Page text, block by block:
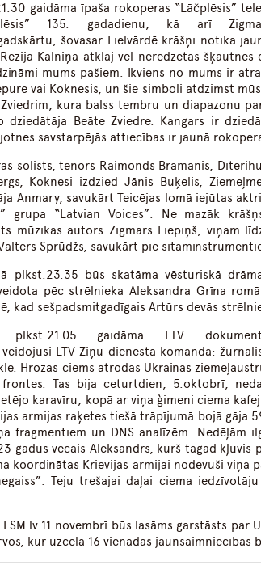
gaidāma īpaša rokoperas “Lāčplēsis”
135. gadadienu, kā arī
šovasar Lielvārdē krāšņi notika
Kalniņa atklāj vēl neredzētas
mums pašiem. Ikviens no mums ir
vai Koknesis, un šie simboli atdzimst
kura balss tembru un diapazonu
dziedātāja Beāte Zviedre. Kangars ir
savstarpējās attiecības ir jaunā
solists, tenors Raimonds Bramanis,
Koknesi izdzied Jānis Buķelis,
Anmary, savukārt Teicējas lomā iejūtas
grupa “Latvian Voices”. Ne mazāk
mūzikas autors Zigmars Liepiņš, viņam
Sprūdžs, savukārt pie
plkst.23.35 būs skatāma vēsturiskā
pēc strēlnieka Aleksandra Grīna
kad sešpadsmitgadīgais Artūrs devās
plkst.21.05 gaidāma LTV
LTV Ziņu dienesta komanda:
Hrozas ciems atrodas Ukrainas
Tas bija ceturtdien, 5.oktobrī,
karavīru, kopā ar viņa ģimeni ciema
armijas raķetes tiešā trāpījumā bojā gāja
fragmentiem un DNS analīzēm. Nedēļām
gadus vecais Aleksandrs, kurš tagad kļuvis
koordinātas Krievijas armijai nodevuši viņa
Teju trešajai daļai ciema
11.novembrī būs lasāms garstāsts par
kur uzcēla 16 vienādas jaunsaimniecības